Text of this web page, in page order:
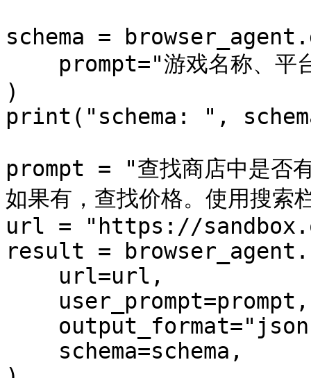
schema =
)
print("schema: ",
prompt = "查找商店中是
如果有，查找价格。使用搜索
url = "https://
result =